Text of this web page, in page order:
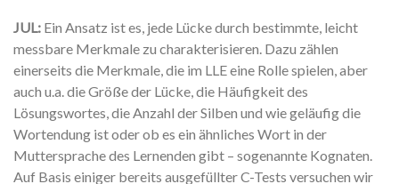
JUL: Ein Ansatz ist es, jede Lücke durch bestimmte, leicht
messbare Merkmale zu charakterisieren. Dazu zählen
einerseits die Merkmale, die im LLE eine Rolle spielen, aber
auch u.a. die Größe der Lücke, die Häufigkeit des
Lösungswortes, die Anzahl der Silben und wie geläufig die
Wortendung ist oder ob es ein ähnliches Wort in der
Muttersprache des Lernenden gibt – sogenannte Kognaten.
Auf Basis einiger bereits ausgefüllter C-Tests versuchen wir